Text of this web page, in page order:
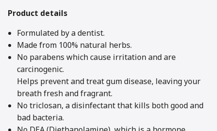
Product details
Formulated by a dentist.
Made from 100% natural herbs.
No parabens which cause irritation and are
carcinogenic.
Helps prevent and treat gum disease, leaving your
breath fresh and fragrant.
No triclosan, a disinfectant that kills both good and
bad bacteria.